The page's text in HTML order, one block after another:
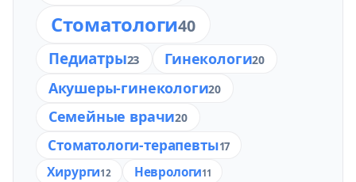
Стоматологи40
Педиатры23 Гинекологи20
Акушеры-гинекологи20
Семейные врачи20
Стоматологи-терапевты17
Хирурги12 Неврологи11